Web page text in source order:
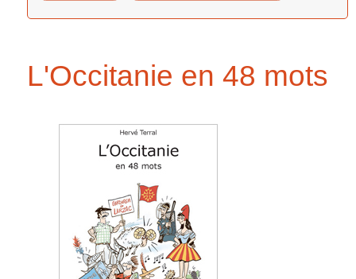
L'Occitanie en 48 mots